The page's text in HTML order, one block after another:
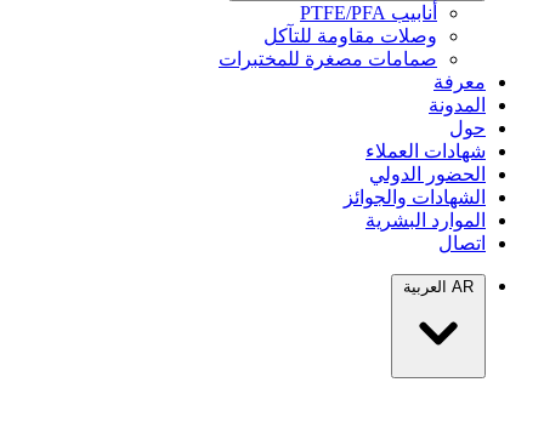
أنابيب PTFE/PFA
وصلات مقاومة للتآكل
صمامات مصغرة للمختبرات
معرفة
المدونة
حول
شهادات العملاء
الحضور الدولي
الشهادات والجوائز
الموارد البشرية
اتصال
AR العربية